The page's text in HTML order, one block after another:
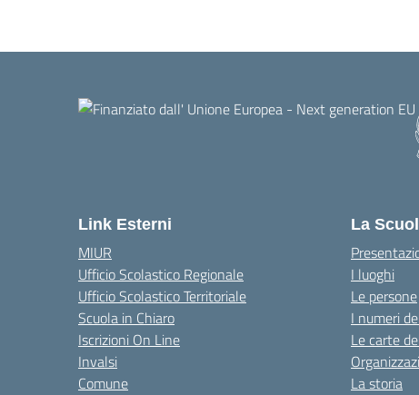
Link Esterni
MIUR
Ufficio Scolastico Regionale
Ufficio Scolastico Territoriale
Scuola in Chiaro
Iscrizioni On Line
Invalsi
Comune
La
I luoghi
Le persone
I numeri
Le carte
La storia